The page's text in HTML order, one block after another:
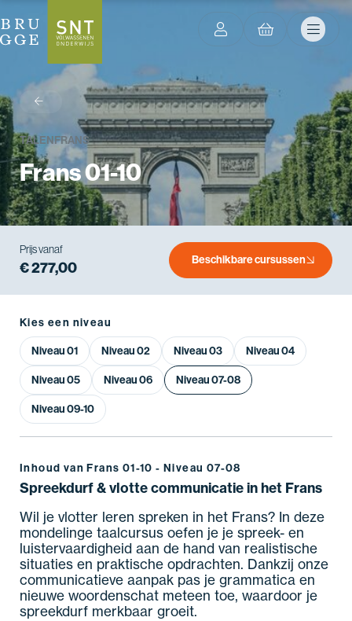
Prijs vanaf
€ 277,00 Beschikbare cursussen
TALENFRANS
Frans 01-10
Kies een niveau
Niveau 01 Niveau 02 Niveau 03 Niveau 04
Niveau 05 Niveau 06 Niveau 07-08
Niveau 09-10
Inhoud van Frans 01-10 - Niveau 07-08
Spreekdurf & vlotte communicatie in het Frans
Wil je vlotter leren spreken in het Frans? In deze
mondelinge taalcursus oefen je je spreek- en
luistervaardigheid aan de hand van realistische
situaties en praktische opdrachten. Dankzij onze
communicatieve aanpak pas je grammatica en
nieuwe woordenschat meteen toe, waardoor je
spreekdurf merkbaar groeit.